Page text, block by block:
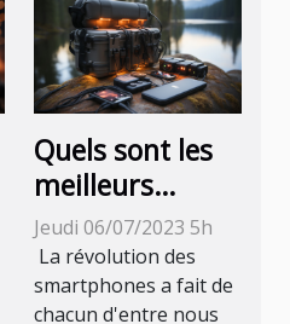
Quels sont les
meilleurs
accessoires
pour prendre
de belles vues
Jeudi 06/07/2023 5h
La révolution des
smartphones a fait de
chacun d'entre nous